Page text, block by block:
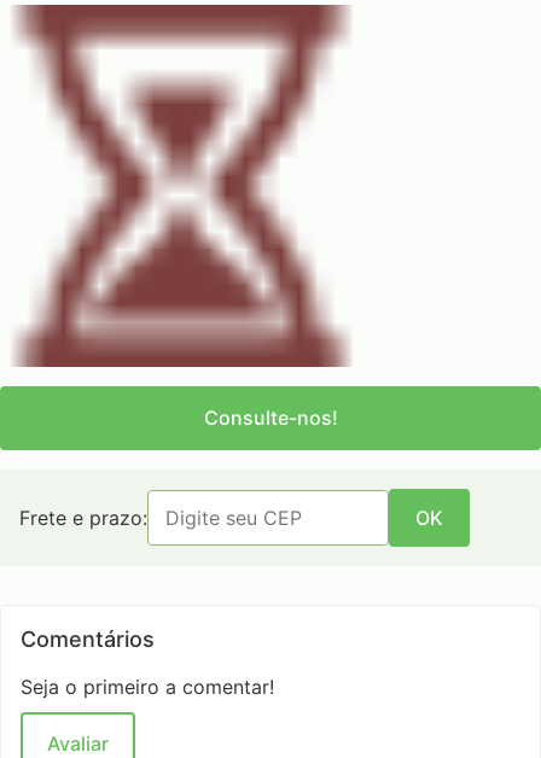
Consulte-nos!
Frete e prazo: OK
Comentários
Seja o primeiro a comentar!
Avaliar